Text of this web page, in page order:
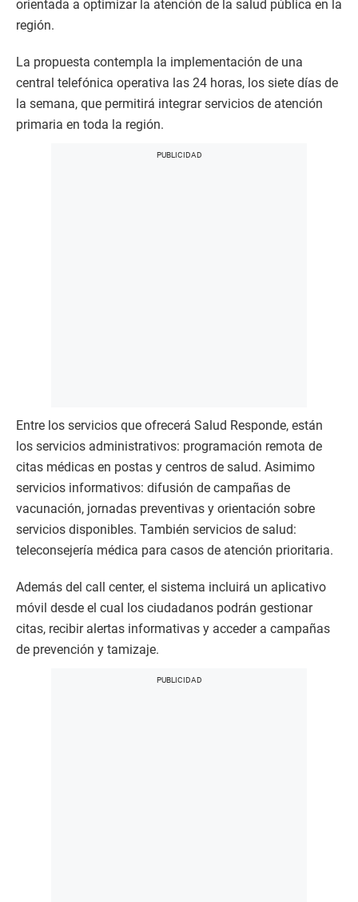
orientada a optimizar la atención de la salud pública en la
región.
La propuesta contempla la implementación de una
central telefónica operativa las 24 horas, los siete días de
la semana, que permitirá integrar servicios de atención
primaria en toda la región.
Entre los servicios que ofrecerá Salud Responde, están
los servicios administrativos: programación remota de
citas médicas en postas y centros de salud. Asimimo
servicios informativos: difusión de campañas de
vacunación, jornadas preventivas y orientación sobre
servicios disponibles. También servicios de salud:
teleconsejería médica para casos de atención prioritaria.
Además del call center, el sistema incluirá un aplicativo
móvil desde el cual los ciudadanos podrán gestionar
citas, recibir alertas informativas y acceder a campañas
de prevención y tamizaje.